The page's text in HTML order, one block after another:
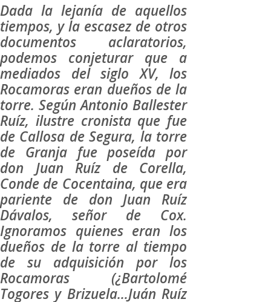
Dada la lejanía de aquellos
tiempos, y la escasez de otros
documentos aclaratorios,
podemos conjeturar que a
mediados del siglo XV, los
Rocamoras eran dueños de la
torre. Según Antonio Ballester
Ruíz, ilustre cronista que fue
de Callosa de Segura, la torre
de Granja fue poseída por
don Juan Ruíz de Corella,
Conde de Cocentaina, que era
pariente de don Juan Ruíz
Dávalos, señor de Cox.
Ignoramos quienes eran los
dueños de la torre al tiempo
de su adquisición por los
Rocamoras (¿Bartolomé
Togores y Brizuela…Juán Ruíz